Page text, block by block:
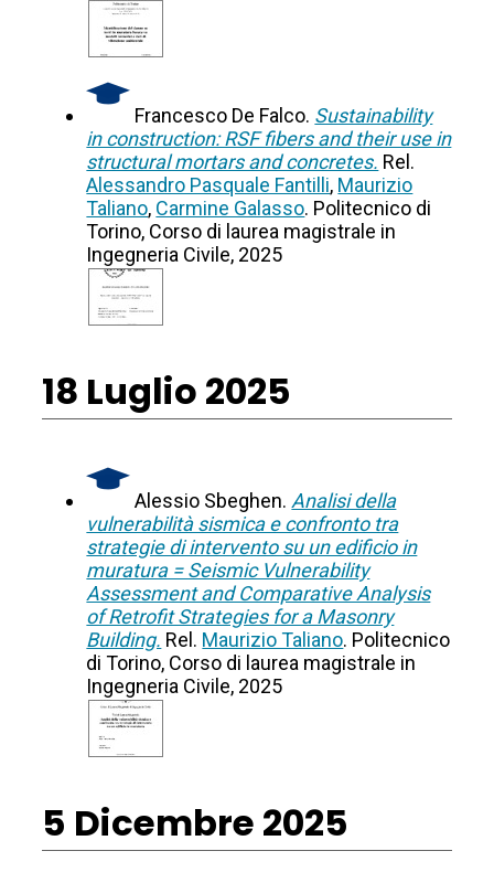
Francesco De Falco. Sustainability
in construction: RSF fibers and their use in
structural mortars and concretes. Rel.
Alessandro Pasquale Fantilli, Maurizio
Taliano, Carmine Galasso. Politecnico di
Torino, Corso di laurea magistrale in
Ingegneria Civile, 2025
18 Luglio 2025
Alessio Sbeghen. Analisi della
vulnerabilità sismica e confronto tra
strategie di intervento su un edificio in
muratura = Seismic Vulnerability
Assessment and Comparative Analysis
of Retrofit Strategies for a Masonry
Building. Rel. Maurizio Taliano. Politecnico
di Torino, Corso di laurea magistrale in
Ingegneria Civile, 2025
5 Dicembre 2025